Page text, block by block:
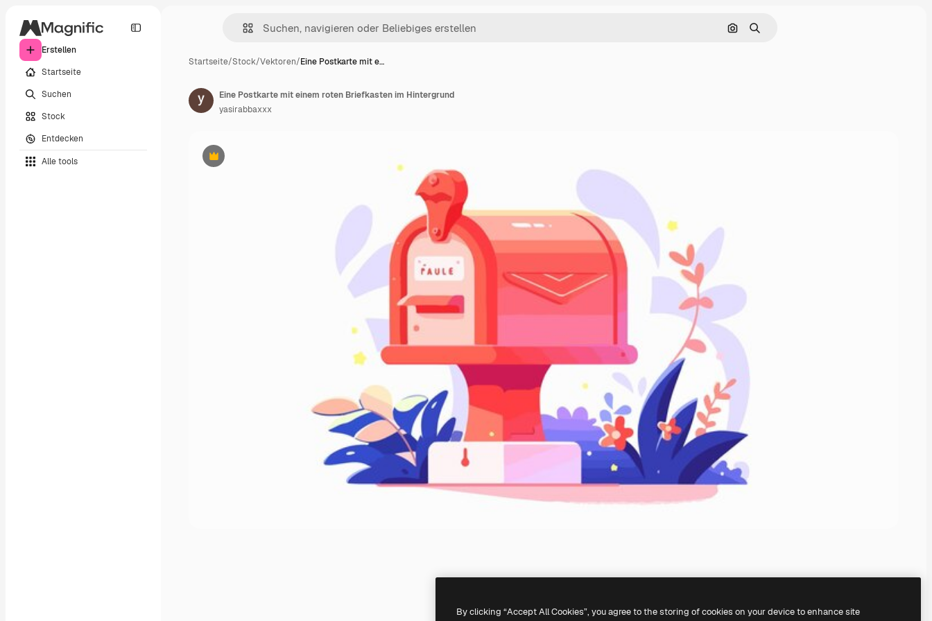
Erstellen
Startseite
Suchen
Stock
Entdecken
Alle tools
Nach Bild suchen
Suchen
Startseite/Stock/Vektoren/Eine Postkarte mit e…
Premium
Eine Postkarte mit einem roten Briefkasten im Hintergrund
yasirabbaxxx
By clicking “Accept All Cookies”, you agree to the storing of cookies on your device to enhance site